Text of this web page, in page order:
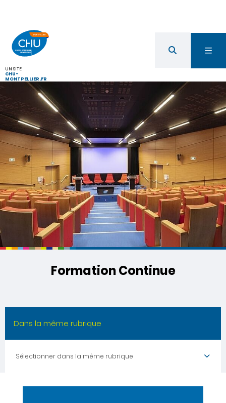
UN SITE
CHU-
MONTPELLIER.FR
Formation Continue
Dans la même rubrique
Sélectionner dans la même rubrique